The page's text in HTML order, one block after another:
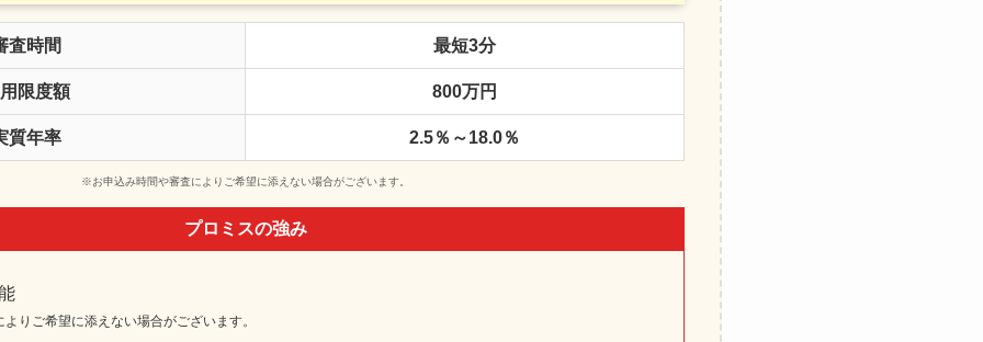
査時間 最短3分
限度額 800万円
質年率 2.5％～18.0％
※お申込み時間や審査によりご希望に添えない場合がございます。
プロミスの強み
りご希望に添えない場合がございます。